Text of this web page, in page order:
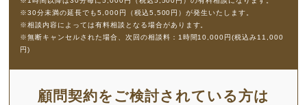
※30分未満の延長でも5,000円（税込5,500円）が発生いたします。
※相談内容によっては有料相談となる場合があります。
※無断キャンセルされた場合、次回の相談料：1時間10,000円(税込み11,000
円)
顧問契約をご検討されている方は